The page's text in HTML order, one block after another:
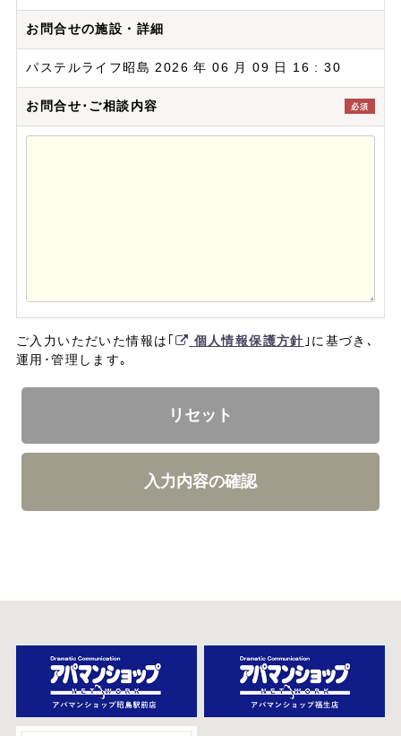
お問合せの施設・詳細
パステルライフ昭島 2026 年 06 月 09 日 16 : 30
お問合せ･ご相談内容 必須
ご入力いただいた情報は｢ 個人情報保護方針 ｣に基づき､
運用･管理します｡